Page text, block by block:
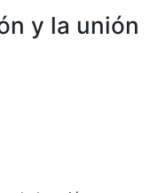
y la unión